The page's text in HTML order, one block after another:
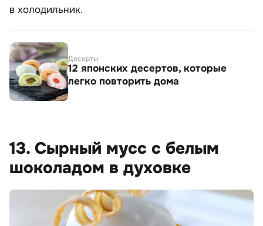
в холодильник.
Десерты
12 японских десертов, которые
легко повторить дома
13. Сырный мусс с белым
шоколадом в духовке